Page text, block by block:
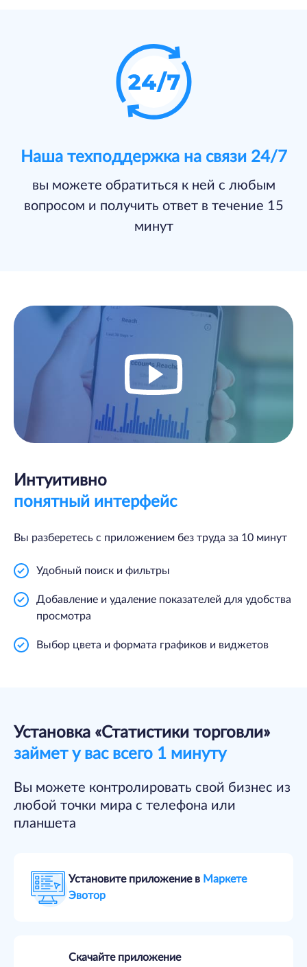
Наша техподдержка на связи 24/7
вы можете обратиться к ней с любым
вопросом и получить ответ в течение 15
минут
Интуитивно
понятный интерфейс
Вы разберетесь с приложением без труда за 10 минут
Удобный поиск и фильтры
Добавление и удаление показателей для удобства
просмотра
Выбор цвета и формата графиков и виджетов
Установка «Статистики торговли»
займет у вас всего 1 минуту
Вы можете контролировать свой бизнес из
любой точки мира с телефона или
планшета
Установите приложение в Маркете
Эвотор
Скачайте приложение